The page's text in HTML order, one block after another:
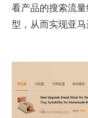
看产品的搜索流
型，从而实现亚马